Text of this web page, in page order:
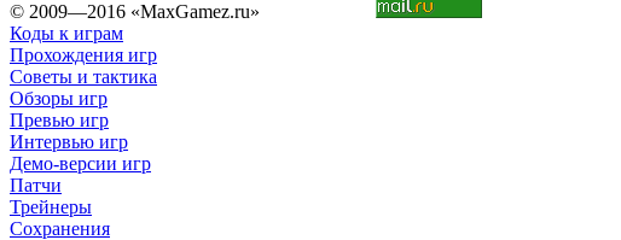
© 2009—2016 «MaxGamez.ru»
Коды к играм
Прохождения игр
Советы и тактика
Обзоры игр
Превью игр
Интервью игр
Демо-версии игр
Патчи
Трейнеры
Сохранения